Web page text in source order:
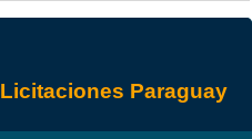
Licitaciones Paraguay